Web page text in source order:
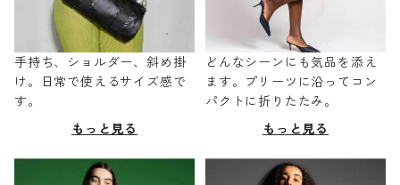
手持ち、ショルダー、斜め掛
け。日常で使えるサイズ感で
す。
もっと見る
どんなシーンにも気品を添え
ます。プリーツに沿ってコン
パクトに折りたたみ。
もっと見る